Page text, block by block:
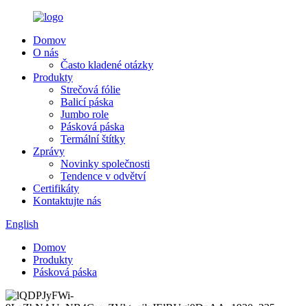
Domov
O nás
Často kladené otázky
Produkty
Strečová fólie
Balicí páska
Jumbo role
Pásková páska
Termální štítky
Zprávy
Novinky společnosti
Tendence v odvětví
Certifikáty
Kontaktujte nás
English
Domov
Produkty
Pásková páska